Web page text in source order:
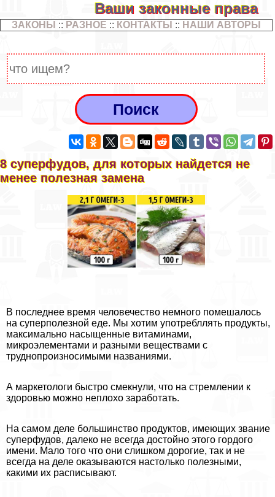
Ваши законные права
ЗАКОНЫ :: РАЗНОЕ :: КОНТАКТЫ :: НАШИ АВТОРЫ
8 суперфудов, для которых найдется не
менее полезная замена
В последнее время человечество немного помешалось
на суперполезной еде. Мы хотим употрeбллять продукты,
максимально насыщенные витаминами,
микроэлементами и разными веществами с
труднопроизносимыми названиями.
А маркетологи быстро смекнули, что на стремлении к
здоровью можно неплохо заработать.
На самом деле большинство продуктов, имеющих звание
суперфудов, далеко не всегда достойно этого гордого
имени. Мало того что они слишком дорогие, так и не
всегда на деле оказываются настолько полезными,
какими их расписывают.